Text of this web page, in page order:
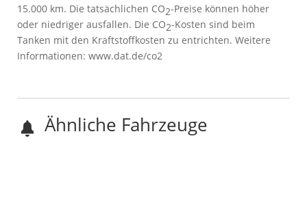
15.000 km. Die tatsächlichen CO2-Preise können höher
oder niedriger ausfallen. Die CO2-Kosten sind beim
Tanken mit den Kraftstoffkosten zu entrichten. Weitere
Informationen: www.dat.de/co2
Ähnliche Fahrzeuge